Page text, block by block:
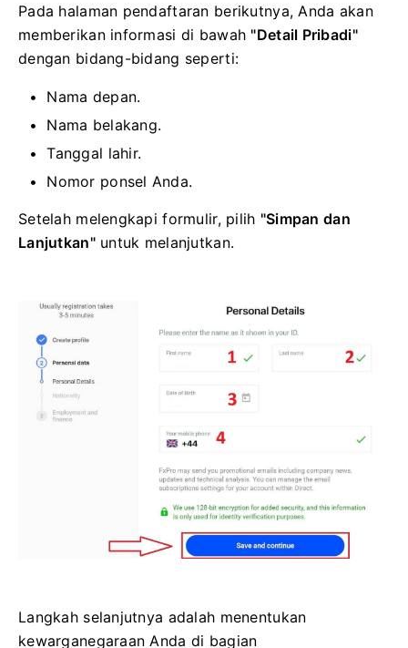
Pada halaman pendaftaran berikutnya, Anda akan
memberikan informasi di bawah "Detail Pribadi"
dengan bidang-bidang seperti:
Nama depan.
Nama belakang.
Tanggal lahir.
Nomor ponsel Anda.
Setelah melengkapi formulir, pilih "Simpan dan
Lanjutkan"untuk melanjutkan.
Langkah selanjutnya adalah menentukan
kewarganegaraan Anda di bagian